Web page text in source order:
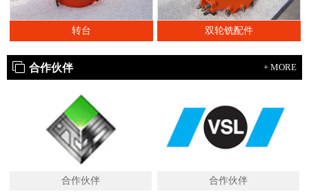
转台 双轮铣配件
合作伙伴 + MORE
合作伙伴 合作伙伴